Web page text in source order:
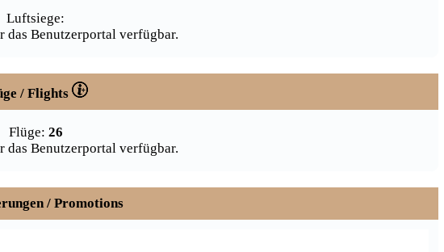
Luftsiege:
das Benutzerportal verfügbar.
/ Flights
Flüge: 26
das Benutzerportal verfügbar.
/ Promotions